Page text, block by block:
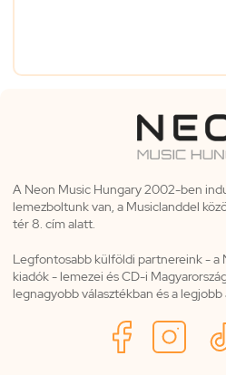
A Neon Music Hungary 2002-ben
lemezboltunk van, a Musiclanddel
tér 8. cím alatt.
Legfontosabb külföldi partnereink - a
kiadók - lemezei és CD-i
legnagyobb választékban és a legjobb